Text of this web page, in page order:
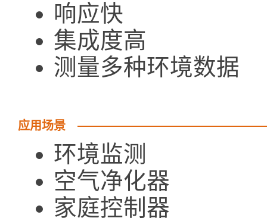
响应快
集成度高
测量多种环境数据
应用场景
环境监测
空气净化器
家庭控制器